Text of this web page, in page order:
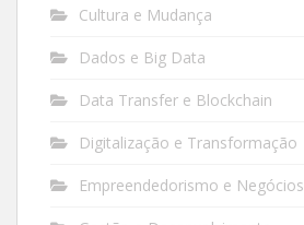
Cultura e Mudança
Dados e Big Data
Data Transfer e Blockchain
Digitalização e Transformação
Empreendedorismo e Negócios